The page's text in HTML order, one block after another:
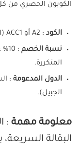
الكوبون الحصري من
الكود : A2 أو ACC1 (استخدمه في صفحة الدفع).
نسبة الخصم
:
المتكررة.
الدول المدعومة :
الجبيل).
معلومة مهمة :
البقالة السريعة،